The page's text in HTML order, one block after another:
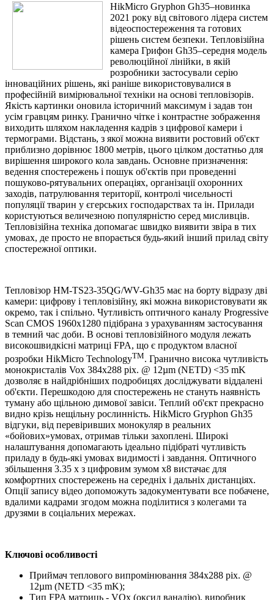
HikMicro Gryphon Gh35–новинка
2021 року від світового лідера систем
відеоспостереження та готових
рішень систем безпеки. Тепловізійна
камера Грифон Gh35–середня модель
революційної лінійки, в якій
розробники застосували серію
інноваційних рішень, які раніше використовувалися в
професійній вимірювальної техніки на основі тепловізорів.
Якість картинки оновила історичний максимум і задав тон
усім гравцям ринку. Гранично чітке і контрастне зображення
виходить шляхом накладення кадрів з цифрової камери і
термограми. Відстань, з якої можна виявити ростовий об'єкт
приблизно дорівнює 1800 метрів, цього цілком достатньо для
вирішення широкого кола завдань. Основне призначення:
ведення спостережень і пошук об'єктів при проведенні
пошуково-рятувальних операціях, організації охоронних
заходів, патрулювання території, контролі чисельності
популяції тварин у єгерських господарствах та ін. Прилади
користуються величезною популярністю серед мисливців.
Тепловізійна техніка допомагає швидко виявити звіра в тих
умовах, де просто не впорається будь-який інший прилад світу
спостережної оптики.
Тепловізор HM-TS23-35QG/WV-Gh35 має на борту відразу дві
камери: цифрову і тепловізійну, які можна використовувати як
окремо, так і спільно. Чутливість оптичного каналу Progressive
Scan CMOS 1960х1280 підібрана з урахуванням застосування
в темний час доби. В основі тепловізійного модуля лежать
високошвидкісні матриці FPA, що є продуктом власної
розробки HikMicro TechnologyТМ. Гранично висока чутливість
монокристалів Vox 384х288 pix. @ 12µm (NETD) <35 mK
дозволяє в найдрібніших подробицях досліджувати віддалені
об'єкти. Перешкодою для спостережень не стануть наявність
туману або щільною димової завіси. Теплий об'єкт прекрасно
видно крізь нещільну рослинність. HikMicro Gryphon Gh35
відгуки, від перевіривших монокуляр в реальних
«бойових»умовах, отримав тільки захоплені. Широкі
налаштування допомагають ідеально підібраті чутливість
приладу в будь-які умовах видимості і завдання. Оптичного
збільшення 3.35 x з цифровим зумом х8 вистачає для
комфортних спостережень на середніх і дальніх дистанціях.
Опції запису відео допоможуть задокументувати все побачене,
вдалими кадрами згодом можна поділитися з колегами та
друзями в соціальних мережах.
Ключові особливості
Приймач теплового випромінювання 384х288 pix. @
12µm (NETD <35 mK);
Тип FPA матриць - VOx (оксид ванадію), виробник